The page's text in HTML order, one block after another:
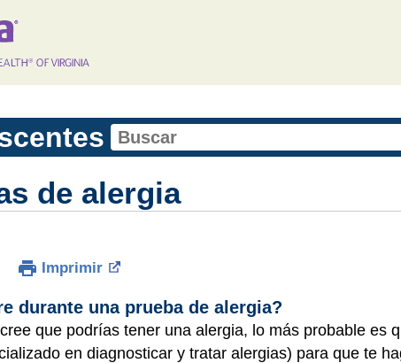
de alergia
Imprimir
durante una prueba de alergia?
que podrías tener una alergia, lo más probable es
en diagnosticar y tratar alergias) para que te